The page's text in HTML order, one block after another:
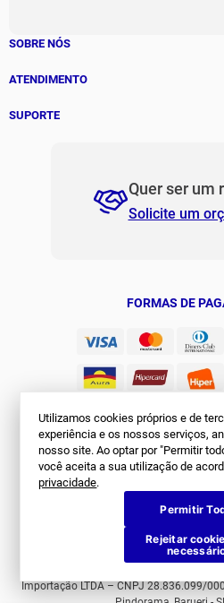
Utilizamos cookies próprios e de
experiência e os nossos serviços,
nosso site. Ao optar por "Permitir
você aceita a sua utilização de
privacidade.
Permitir
Rejeitar
SOBRE NÓS
História
Patrocinados
ATENDIMENTO
Whatsapp
contato@jomabr.com.br
SUPORTE
Regulamento Joma Club
Quer ser um
Solicite um
FORMAS DE
Importação LTDA – CNPJ 28.836.099/